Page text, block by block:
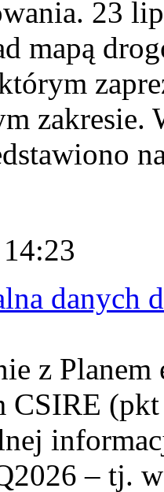
23
mapą
zakresie.
danych
z
CSIRE
– tj.